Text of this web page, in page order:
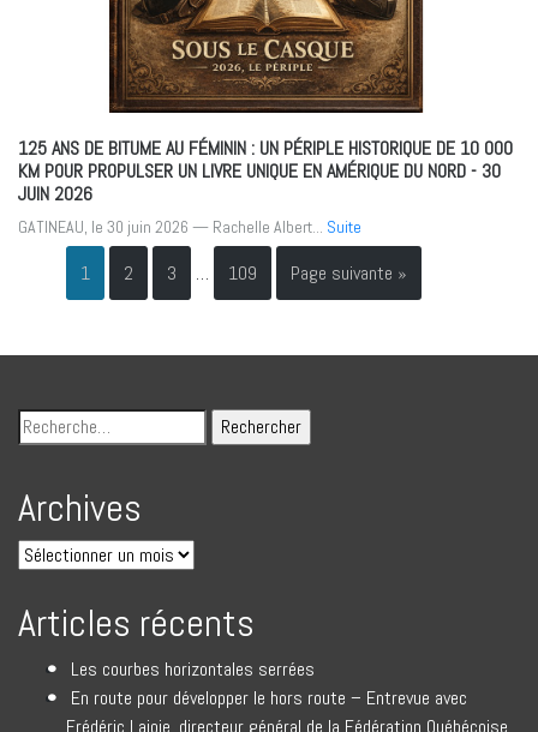
125 ANS DE BITUME AU FÉMININ : UN PÉRIPLE HISTORIQUE DE 10 000
KM POUR PROPULSER UN LIVRE UNIQUE EN AMÉRIQUE DU NORD- 30
JUIN 2026
GATINEAU, le 30 juin 2026 — Rachelle Albert... Suite
1 2 3 … 109 Page suivante »
Archives
Articles récents
Les courbes horizontales serrées
En route pour développer le hors route – Entrevue avec
Frédéric Lajoie, directeur général de la Fédération Québécoise